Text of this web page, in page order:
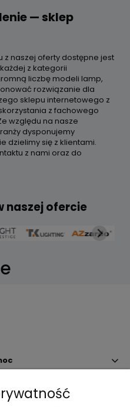
— sklep
naszej oferty dostępne jest
z kategorii
liczbę modeli lamp,
rozwiązanie dla
sklepu internetowego z
z fachowego
względu na nasze
dysponujemy
dzielimy się z klientami.
z nami oraz do
naszej ofercie